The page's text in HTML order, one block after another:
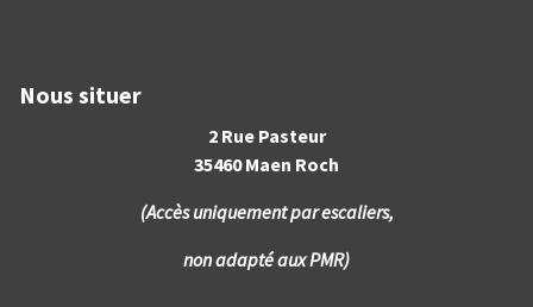
Nous situer
2 Rue Pasteur
35460 Maen Roch
(Accès uniquement par escaliers,
non adapté aux PMR)